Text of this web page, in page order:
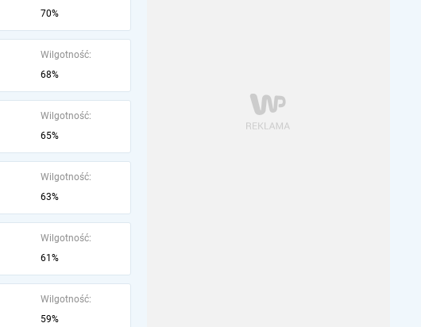
70%
Wilgotność:
68%
Wilgotność:
65%
Wilgotność:
63%
Wilgotność:
61%
Wilgotność:
59%